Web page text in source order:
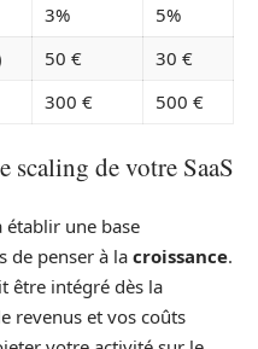
3%
5%
50 €
30 €
300 € 500 €
scaling de votre SaaS
établir une base
de penser à la croissance.
être intégré dès la
revenus et vos coûts